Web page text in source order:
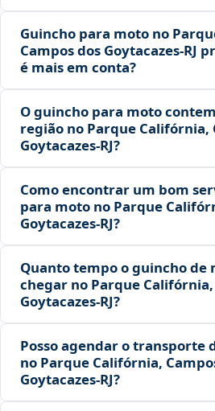
Guincho para moto no
Campos dos Goytacazes‑RJ
é mais em conta?
O guincho para moto
região no Parque Califórnia,
Goytacazes‑RJ?
Como encontrar um bom
para moto no Parque
Goytacazes‑RJ?
Quanto tempo o guincho de
chegar no Parque Califórnia,
Goytacazes‑RJ?
Posso agendar o transporte
no Parque Califórnia,
Goytacazes‑RJ?